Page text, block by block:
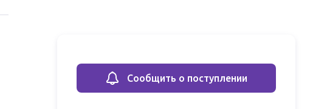
Сообщить о поступлении